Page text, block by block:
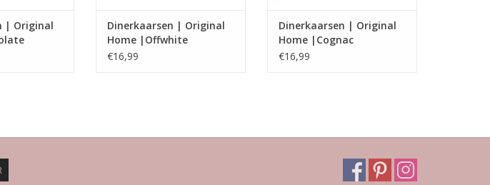
| Original
Dinerkaarsen | Original
Home |Offwhite
€16,99
Dinerkaarsen | Original
Home |Cognac
€16,99